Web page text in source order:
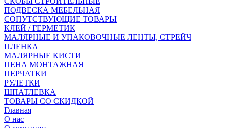
ПОДВЕСКА МЕБЕЛЬНАЯ
СОПУТСТВУЮЩИЕ ТОВАРЫ
КЛЕЙ / ГЕРМЕТИК
МАЛЯРНЫЕ И УПАКОВОЧНЫЕ ЛЕНТЫ, СТРЕЙЧ
ПЛЕНКА
МАЛЯРНЫЕ КИСТИ
ПЕНА МОНТАЖНАЯ
ПЕРЧАТКИ
РУЛЕТКИ
ШПАТЛЕВКА
ТОВАРЫ СО СКИДКОЙ
Главная
О нас